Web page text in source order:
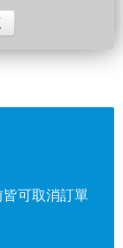
可取消訂單